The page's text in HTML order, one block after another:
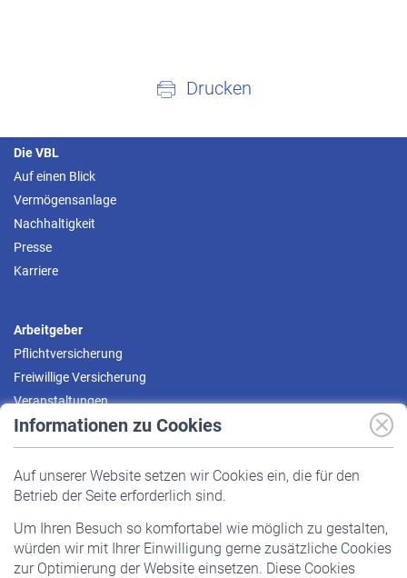
Informationen zu Cookies
Auf unserer Website setzen wir Cookies ein, die für den
Betrieb der Seite erforderlich sind.
Um Ihren Besuch so komfortabel wie möglich zu gestalten,
würden wir mit Ihrer Einwilligung gerne zusätzliche Cookies
zur Optimierung der Website einsetzen. Diese Cookies
Drucken
Die VBL
Auf einen Blick
Vermögensanlage
Nachhaltigkeit
Presse
Karriere
Arbeitgeber
Pflichtversicherung
Freiwillige Versicherung
Veranstaltungen
Pflichtversicherung
Staatliche Förderung
Veranstaltungen